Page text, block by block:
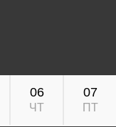
06
ЧТ
07
ПТ